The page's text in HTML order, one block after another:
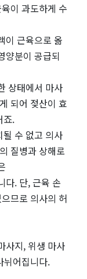
이 과도하게 수
이 근육으로 옮
양분이 공급되
상태에서 마사
되어 젖산이 효
죠.
수 없고 의사
질병과 상해로
다. 단, 근육 손
므로 의사의 허
사지, 위생 마사
뉘어집니다.